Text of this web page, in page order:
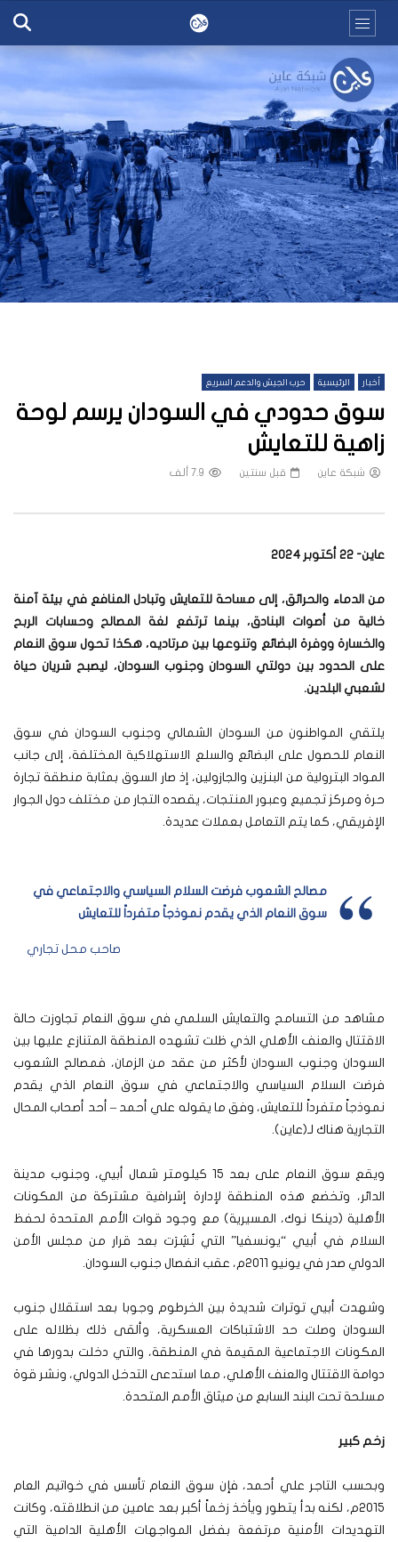
أخبار الرئيسية حرب الجيش والدعم السريع
سوق حدودي في السودان يرسم لوحة
زاهية للتعايش
شبكة عاين قبل سنتين 7.9 ألف
عاين- 22 أكتوبر 2024
من الدماء والحرائق، إلى مساحة للتعايش وتبادل المنافع في بيئة آمنة
خالية من أصوات البنادق، بينما ترتفع لغة المصالح وحسابات الربح
والخسارة ووفرة البضائع وتنوعها بين مرتاديه، هكذا تحول سوق النعام
على الحدود بين دولتي السودان وجنوب السودان، ليصبح شريان حياة
لشعبي البلدين.
يلتقي المواطنون من السودان الشمالي وجنوب السودان في سوق
النعام للحصول على البضائع والسلع الاستهلاكية المختلفة، إلى جانب
المواد البترولية من البنزين والجازولين، إذ صار السوق بمثابة منطقة تجارة
حرة ومركز تجميع وعبور المنتجات، يقصده التجار من مختلف دول الجوار
الإفريقي، كما يتم التعامل بعملات عديدة.
مصالح الشعوب فرضت السلام السياسي والاجتماعي في
سوق النعام الذي يقدم نموذجاً متفرداً للتعايش
صاحب محل تجاري
مشاهد من التسامح والتعايش السلمي في سوق النعام تجاوزت حالة
الاقتتال والعنف الأهلي الذي ظلت تشهده المنطقة المتنازع عليها بين
السودان وجنوب السودان لأكثر من عقد من الزمان، فمصالح الشعوب
فرضت السلام السياسي والاجتماعي في سوق النعام الذي يقدم
نموذجاً متفرداً للتعايش، وفق ما يقوله علي أحمد – أحد أصحاب المحال
التجارية هناك لـ(عاين).
ويقع سوق النعام على بعد 15 كيلومتر شمال أبيي، وجنوب مدينة
الدائر، وتخضع هذه المنطقة لإدارة إشرافية مشتركة من المكونات
الأهلية (دينكا نوك، المسيرية) مع وجود قوات الأمم المتحدة لحفظ
السلام في أبيي “يونسفيا” التي نُشِرَت بعد قرار من مجلس الأمن
الدولي صدر في يونيو 2011م، عقب انفصال جنوب السودان.
وشهدت أبيي توترات شديدة بين الخرطوم وجوبا بعد استقلال جنوب
السودان وصلت حد الاشتباكات العسكرية، وألقى ذلك بظلاله على
المكونات الاجتماعية المقيمة في المنطقة، والتي دخلت بدورها في
دوامة الاقتتال والعنف الأهلي، مما استدعى التدخل الدولي، ونشر قوة
مسلحة تحت البند السابع من ميثاق الأمم المتحدة.
زخم كبير
وبحسب التاجر علي أحمد، فإن سوق النعام تأسس في خواتيم العام
2015م، لكنه بدأ يتطور ويأخذ زخماً أكبر بعد عامين من انطلاقته، وكانت
التهديدات الأمنية مرتفعة بفضل المواجهات الأهلية الدامية التي